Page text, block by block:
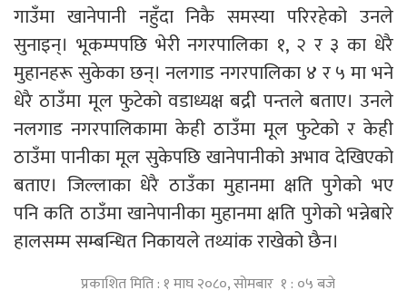
गाउँमा खानेपानी नहुँदा निकै समस्या परिरहेको उनले
सुनाइन्। भूकम्पपछि भेरी नगरपालिका १, २ र ३ का धेरै
मुहानहरू सुकेका छन्। नलगाड नगरपालिका ४ र ५ मा भने
धेरै ठाउँमा मूल फुटेको वडाध्यक्ष बद्री पन्तले बताए। उनले
नलगाड नगरपालिकामा केही ठाउँमा मूल फुटेको र केही
ठाउँमा पानीका मूल सुकेपछि खानेपानीको अभाव देखिएको
बताए। जिल्लाका धेरै ठाउँका मुहानमा क्षति पुगेको भए
पनि कति ठाउँमा खानेपानीका मुहानमा क्षति पुगेको भन्नेबारे
हालसम्म सम्बन्धित निकायले तथ्यांक राखेको छैन।
प्रकाशित मिति : १ माघ २०८०, सोमबार १ : ०५ बजे